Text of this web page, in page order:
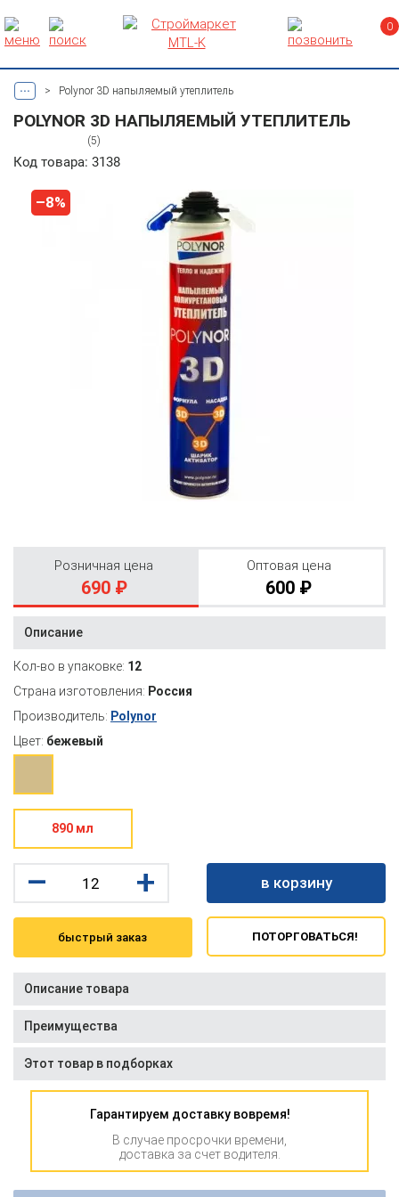
0
... > Polynor 3D напыляемый утеплитель
POLYNOR 3D НАПЫЛЯЕМЫЙ УТЕПЛИТЕЛЬ
(5)
Код товара: 3138
–8%
Розничная цена
690 ₽
Оптовая цена
600 ₽
Описание
Кол-во в упаковке: 12
Страна изготовления: Россия
Производитель: Polynor
Цвет: бежевый
890 мл
– + в корзину
быстрый заказ ПОТОРГОВАТЬСЯ!
Описание товара
Преимущества
Этот товар в подборках
Гарантируем доставку вовремя!
В случае просрочки времени,
доставка за счет водителя.